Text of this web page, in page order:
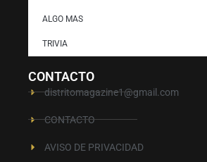
ALGO MAS
TRIVIA
CONTACTO
distritomagazine1@gmail.com
CONTACTO
AVISO DE PRIVACIDAD